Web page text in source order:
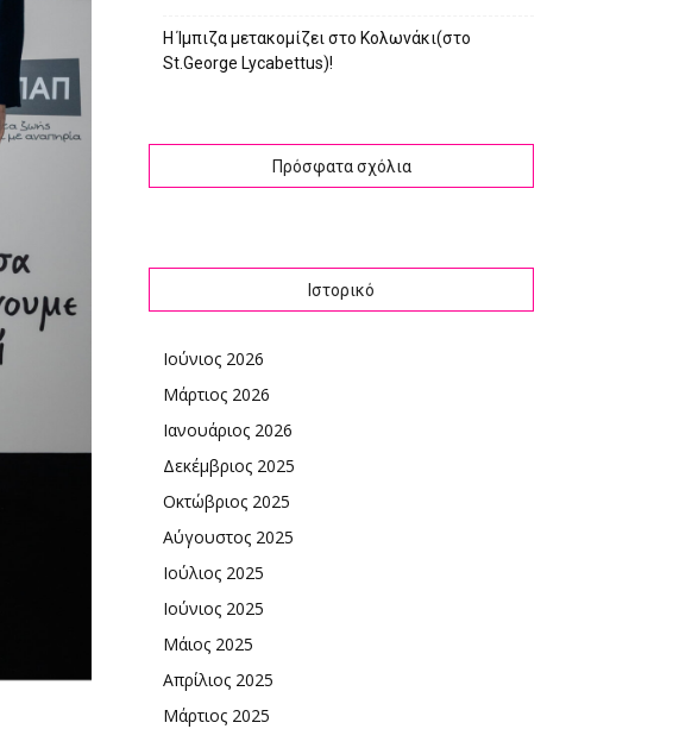
Η Ίμπιζα μετακομίζει στο Κολωνάκι(στο
St.George Lycabettus)!
Πρόσφατα σχόλια
Ιστορικό
Ιούνιος 2026
Μάρτιος 2026
Ιανουάριος 2026
Δεκέμβριος 2025
Οκτώβριος 2025
Αύγουστος 2025
Ιούλιος 2025
Ιούνιος 2025
Μάιος 2025
Απρίλιος 2025
Μάρτιος 2025